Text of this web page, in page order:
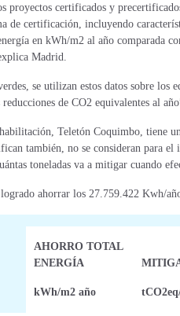
proyectos certificados y
de certificación, incluyendo
en kWh/m2 al año comparada
Madrid.
se utilizan estos datos sobre
de CO2 equivalentes al
Teletón Coquimbo, tiene
también, no se consideran para
toneladas va a mitigar cuando
ahorrar los 27.759.422 Kwh/
AHORRO TOTAL
ENERGÍA
kWh/m2 año